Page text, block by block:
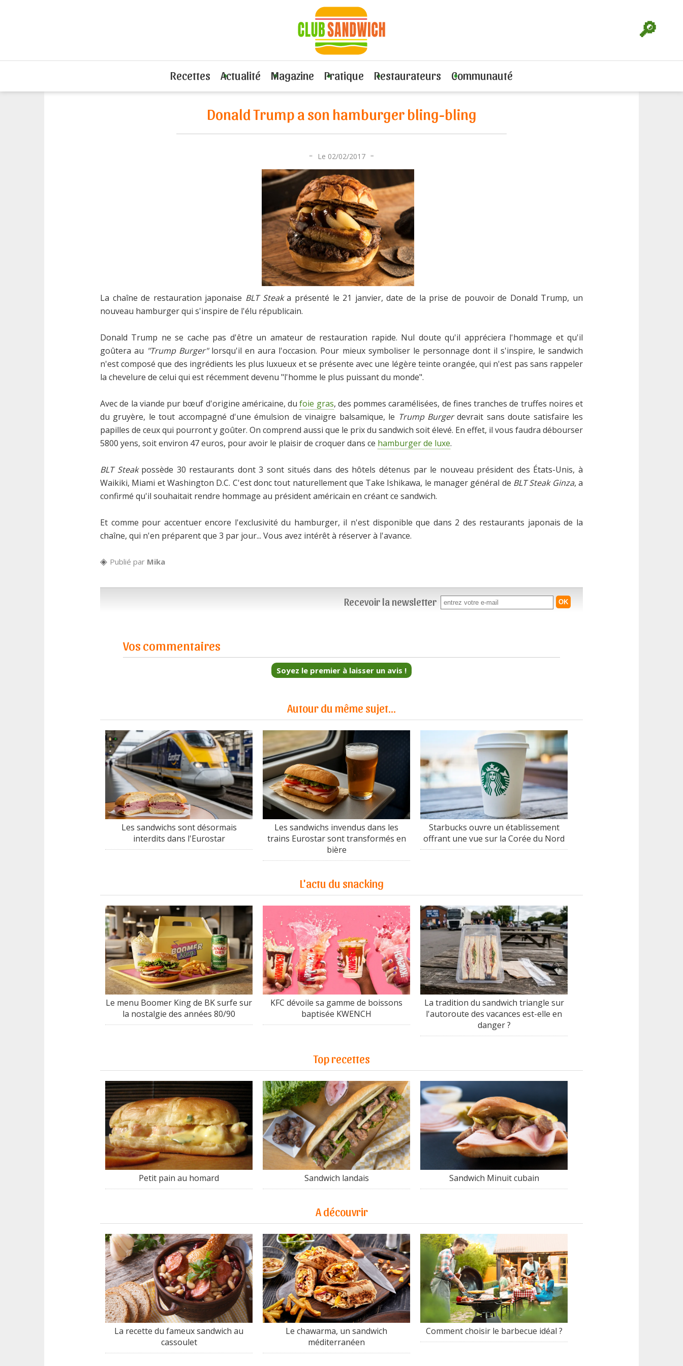
🔎
Recettes Actualité Magazine Pratique Restaurateurs Communauté
Donald Trump a son hamburger bling-bling
Donald Trump a son hamburger bling-bling
Le 02/02/2017
La chaîne de restauration japonaise BLT Steaka présenté le 21 janvier, date de la prise de pouvoir de Donald Trump, un
nouveau hamburger qui s'inspire de l'élu républicain.
Donald Trump ne se cache pas d'être un amateur de restauration rapide. Nul doute qu'il appréciera l'hommage et qu'il
goûtera au "Trump Burger"lorsqu'il en aura l'occasion. Pour mieux symboliser le personnage dont il s'inspire, le sandwich
n'est composé que des ingrédients les plus luxueux et se présente avec une légère teinte orangée, qui n'est pas sans rappeler
la chevelure de celui qui est récemment devenu "l'homme le plus puissant du monde".
Avec de la viande pur bœuf d'origine américaine, dufoie gras, des pommes caramélisées, de fines tranches de truffes noires et
du gruyère, le tout accompagné d'une émulsion de vinaigre balsamique, le Trump Burgerdevrait sans doute satisfaire les
papilles de ceux qui pourront y goûter. On comprend aussi que le prix du sandwich soit élevé. En effet, il vous faudra débourser
5800 yens, soit environ 47 euros, pour avoir le plaisir de croquer dans ce hamburger de luxe.
BLT Steakpossède 30 restaurants dont 3 sont situés dans des hôtels détenus par le nouveau président des États-Unis, à
Waikiki, Miami et Washington D.C. C'est donc tout naturellement que Take Ishikawa, le manager général de BLT Steak Ginza, a
confirmé qu'il souhaitait rendre hommage au président américain en créant ce sandwich.
Et comme pour accentuer encore l'exclusivité du hamburger, il n'est disponible que dans 2 des restaurants japonais de la
chaîne, qui n'en préparent que 3 par jour... Vous avez intérêt à réserver à l'avance.
Publié par Mika
Recevoir la newsletter
Vos commentaires
Soyez le premier à laisser un avis !
Autour du même sujet...
Les sandwichs sont désormais
interdits dans l'Eurostar
Les sandwichs invendus dans les
trains Eurostar sont transformés en
bière
Starbucks ouvre un établissement
offrant une vue sur la Corée du Nord
L'actu du snacking
Le menu Boomer King de BK surfe sur
la nostalgie des années 80/90
KFC dévoile sa gamme de boissons
baptisée KWENCH
La tradition du sandwich triangle sur
l'autoroute des vacances est-elle en
danger ?
Top recettes
Petit pain au homard Sandwich landais Sandwich Minuit cubain
A découvrir
La recette du fameux sandwich au
cassoulet
Le chawarma, un sandwich
méditerranéen
Comment choisir le barbecue idéal ?